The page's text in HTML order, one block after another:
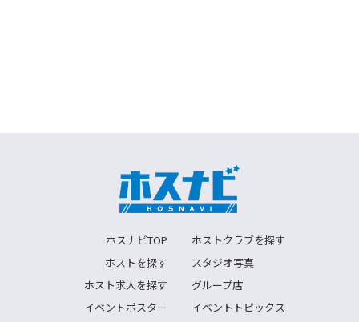
ホスナビTOP
ホストクラブを探す
ホストを探す
スタジオ写真
ホスト求人を探す
グループ店
イベントポスター
イベントトピックス